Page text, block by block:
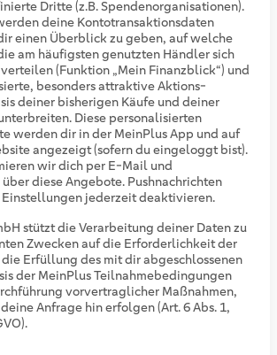
Dritte (z.B. Spendenorganisationen).
deine Kontotransaktionsdaten
einen Überblick zu geben, auf welche
am häufigsten genutzten Händler sich
(Funktion „Mein Finanzblick“) und
besonders attraktive Aktions-
deiner bisherigen Käufe und deiner
Diese personalisierten
werden dir in der MeinPlus App und auf
angezeigt (sofern du eingeloggt bist).
wir dich per E-Mail und
diese Angebote. Pushnachrichten
Einstellungen jederzeit deaktivieren.
stützt die Verarbeitung deiner Daten zu
Zwecken auf die Erforderlichkeit der
Erfüllung des mit dir abgeschlossenen
der MeinPlus Teilnahmebedingungen
vorvertraglicher Maßnahmen,
Anfrage hin erfolgen (Art. 6 Abs. 1,